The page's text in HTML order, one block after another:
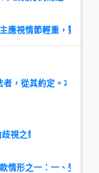
應視情節輕重，對申
者，從其約定。本法於
視之禁止、性騷擾之
情形之一：一、受僱